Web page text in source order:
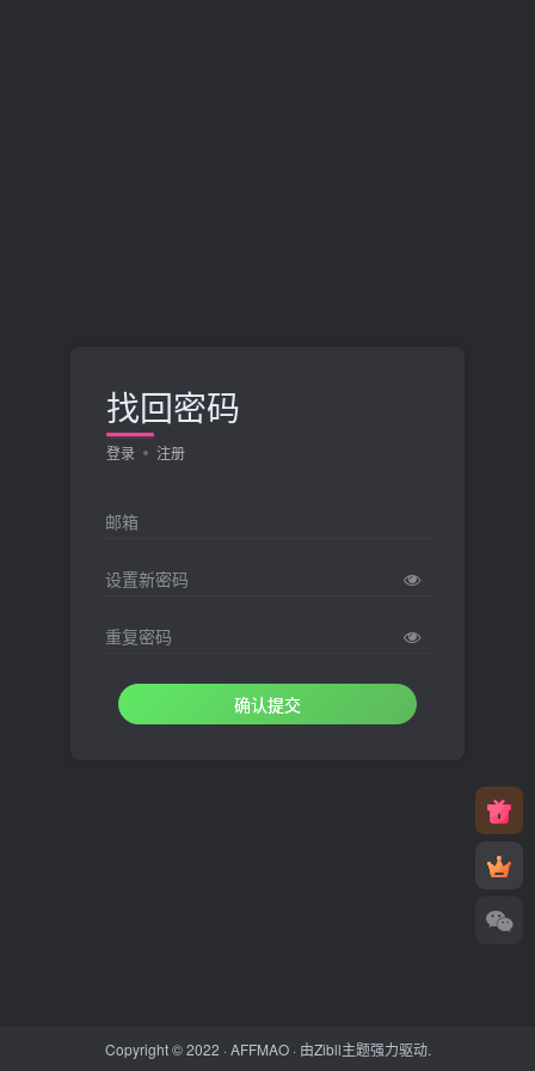
找回密码
登录 注册
邮箱
设置新密码
重复密码
确认提交
Copyright © 2022 ·AFFMAO· 由Zibll主题强力驱动.